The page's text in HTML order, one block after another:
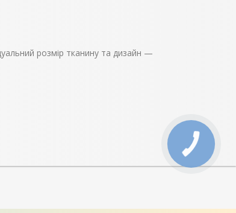
розмір тканину та дизайн —